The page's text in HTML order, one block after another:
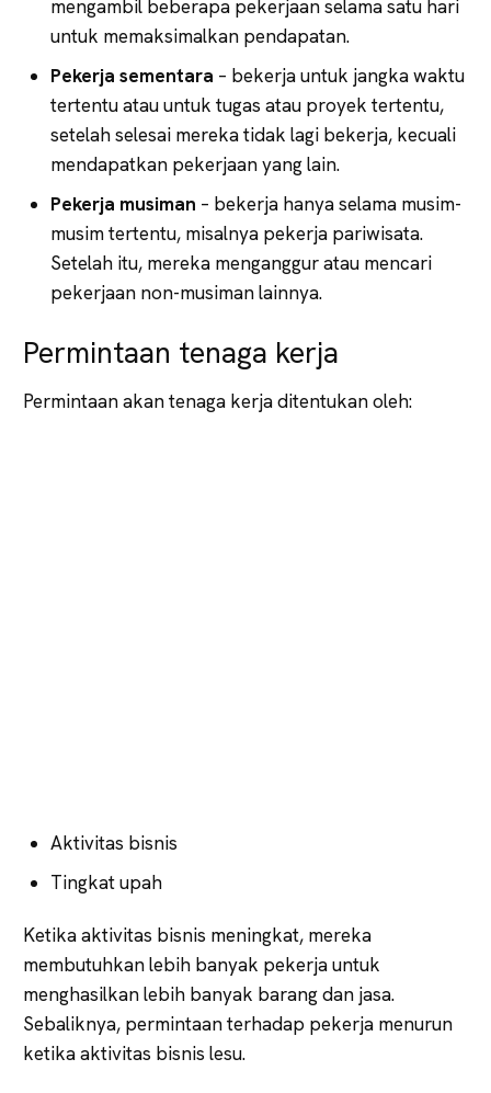
mengambil beberapa pekerjaan selama satu hari
untuk memaksimalkan pendapatan.
Pekerja sementara – bekerja untuk jangka waktu
tertentu atau untuk tugas atau proyek tertentu,
setelah selesai mereka tidak lagi bekerja, kecuali
mendapatkan pekerjaan yang lain.
Pekerja musiman – bekerja hanya selama musim-
musim tertentu, misalnya pekerja pariwisata.
Setelah itu, mereka menganggur atau mencari
pekerjaan non-musiman lainnya.
Permintaan tenaga kerja
Permintaan akan tenaga kerja ditentukan oleh:
Aktivitas bisnis
Tingkat upah
Ketika aktivitas bisnis meningkat, mereka
membutuhkan lebih banyak pekerja untuk
menghasilkan lebih banyak barang dan jasa.
Sebaliknya, permintaan terhadap pekerja menurun
ketika aktivitas bisnis lesu.